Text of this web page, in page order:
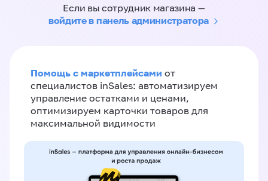
Если вы сотрудник магазина —
войдите в панель администратора
Помощь с маркетплейсами от
специалистов inSales: автоматизируем
управление остатками и ценами,
оптимизируем карточки товаров для
максимальной видимости